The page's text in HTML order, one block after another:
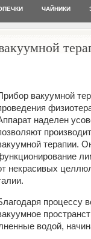
ЧАЙНИКИ
вакуумной
наделен
терапии.
некрасивых
процессу
водой,